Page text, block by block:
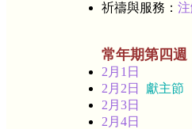
祈禱與服務：
常年期第四週
2月1日
2月2日 獻主節
2月3日
2月4日